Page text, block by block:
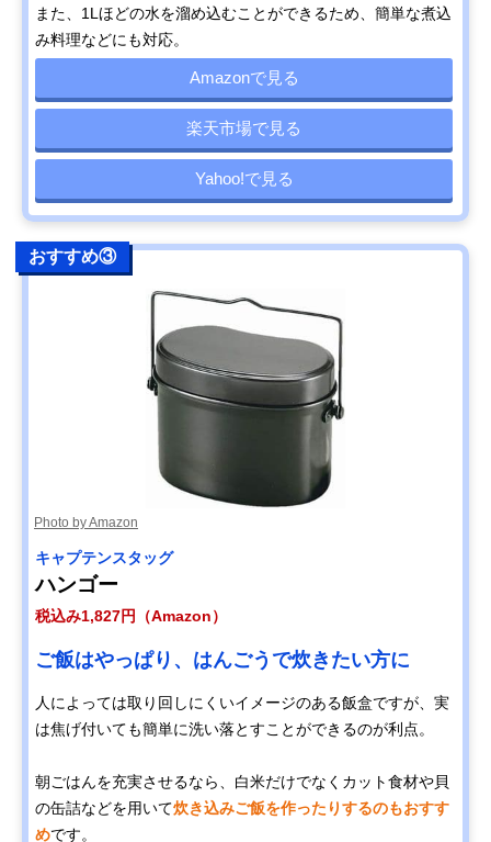
また、1Lほどの水を溜め込むことができるため、簡単な煮込
み料理などにも対応。
Amazonで見る
楽天市場で見る
Yahoo!で見る
おすすめ③
Photo by Amazon
キャプテンスタッグ
ハンゴー
税込み1,827円（Amazon）
ご飯はやっぱり、はんごうで炊きたい方に
人によっては取り回しにくいイメージのある飯盒ですが、実
は焦げ付いても簡単に洗い落とすことができるのが利点。
朝ごはんを充実させるなら、白米だけでなくカット食材や貝
の缶詰などを用いて炊き込みご飯を作ったりするのもおすす
めです。